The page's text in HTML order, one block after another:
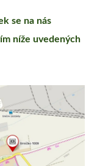
se na nás
níže uvedených